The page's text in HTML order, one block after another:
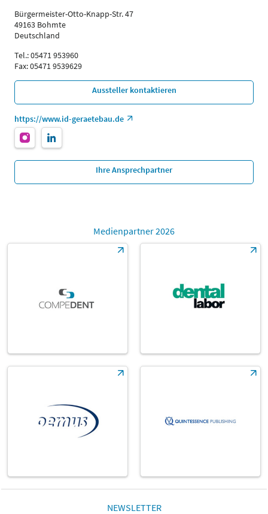
Bürgermeister-Otto-Knapp-Str. 47
49163 Bohmte
Deutschland
Tel.: 05471 953960
Fax: 05471 9539629
Aussteller kontaktieren
https://www.id-geraetebau.de
Ihre Ansprechpartner
Medienpartner 2026
NEWSLETTER